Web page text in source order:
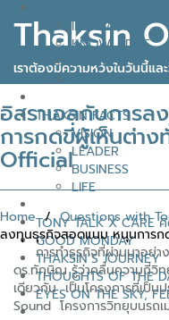
Thaksin
เราต้องมีความหวังในวันนี้แ
INNOVATION
KNOWLEDGE
BUSINESS
POLITICAL VIEW
THAKSIN FACTS
VISION
LEADER
BUSINESS
LIFE
TONY TALK X CARE
GOOD MONDAY
THAKSIN’S JOURNEY
THOUGHTS OF THE
EYES ON THE SKY,
อิสราเอลกับการ
การกดขี่ผู้เห็นต่า
Official
Home/Questions with
ลงทุนธุรกิจสอดแนม หนุนการก
การทำธุรกิจที่ผ่านมาอย่า
ดร.ทักษิณ รู้ว่าคลื่นความถี่วิ
เดียวกัน เป็นโครงการที่เป็น
Sound โครงการวิทยุบนรถเ